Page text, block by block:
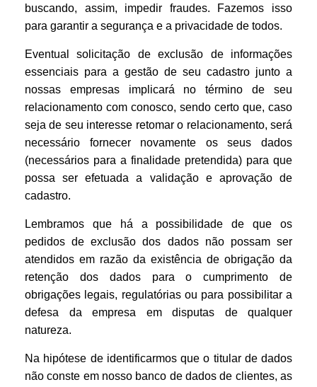
buscando, assim, impedir fraudes. Fazemos isso
para garantir a segurança e a privacidade de todos.
Eventual solicitação de exclusão de informações
essenciais para a gestão de seu cadastro junto a
nossas empresas implicará no término de seu
relacionamento com conosco, sendo certo que, caso
seja de seu interesse retomar o relacionamento, será
necessário fornecer novamente os seus dados
(necessários para a finalidade pretendida) para que
possa ser efetuada a validação e aprovação de
cadastro.
Lembramos que há a possibilidade de que os
pedidos de exclusão dos dados não possam ser
atendidos em razão da existência de obrigação da
retenção dos dados para o cumprimento de
obrigações legais, regulatórias ou para possibilitar a
defesa da empresa em disputas de qualquer
natureza.
Na hipótese de identificarmos que o titular de dados
não conste em nosso banco de dados de clientes, as